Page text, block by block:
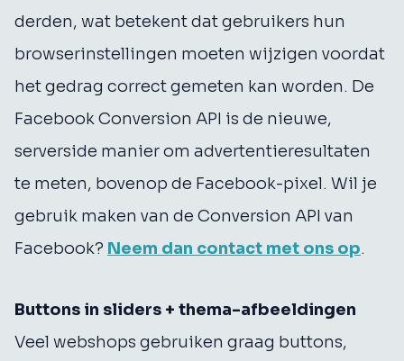
derden, wat betekent dat gebruikers hun
browserinstellingen moeten wijzigen voordat
het gedrag correct gemeten kan worden. De
Facebook Conversion API is de nieuwe,
serverside manier om advertentieresultaten
te meten, bovenop de Facebook-pixel. Wil je
gebruik maken van de Conversion API van
Facebook? Neem dan contact met ons op.
Buttons in sliders + thema-afbeeldingen
Veel webshops gebruiken graag buttons,